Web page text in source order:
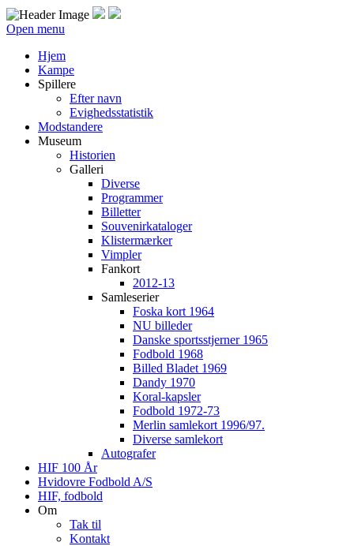
Open menu
Hjem
Kampe
Spillere
Efter navn
Evighedsstatistik
Modstandere
Museum
Historien
Galleri
Diverse
Programmer
Billetter
Souvenirkataloger
Klistermærker
Vimpler
Fankort
2012-13
Samleserier
Foska kort 1964
NU billeder
Danske sportsstjerner 1965
Fodbold 1968
Billed Bladet 1969
Dandy 1970
Koral-kapsler
Fodbold 1972-73
Merlin samlekort 1996/97.
Diverse samlekort
Autografer
HIF 100 År
Hvidovre Fodbold A/S
HIF, fodbold
Om
Tak til
Kontakt